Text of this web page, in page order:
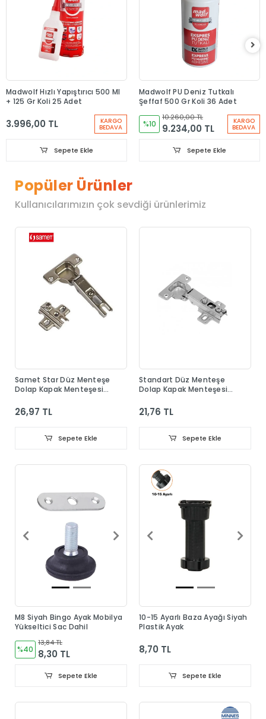
Madwolf Hızlı Yapıştırıcı 500 Ml
+ 125 Gr Koli 25 Adet
3.996,00 TL KARGO
BEDAVA
Sepete Ekle
Madwolf PU Deniz Tutkalı
Şeffaf 500 Gr Koli 36 Adet
%10
10.260,00 TL
9.234,00 TL
KARGO
BEDAVA
Sepete Ekle
Popüler Ürünler
Kullanıcılarımızın çok sevdiği ürünlerimiz
Samet Star Düz Menteşe
Dolap Kapak Menteşesi
26,97 TL
Sepete Ekle
Standart Düz Menteşe
Dolap Kapak Menteşesi
21,76 TL
Sepete Ekle
M8 Siyah Bingo Ayak Mobilya
Yükseltici Sac Dahil
%40
13,84 TL
8,30 TL
Sepete Ekle
10-15 Ayarlı Baza Ayağı Siyah
Plastik Ayak
8,70 TL
Sepete Ekle